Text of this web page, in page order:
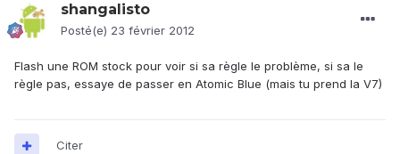
shangalisto
Posté(e) 23 février 2012
Flash une ROM stock pour voir si sa règle le problème, si sa le
règle pas, essaye de passer en Atomic Blue (mais tu prend la V7)
Citer